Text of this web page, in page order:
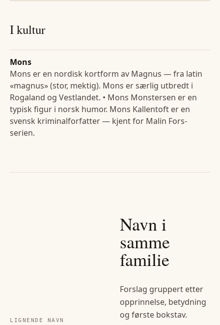
I kultur
Mons
Mons er en nordisk kortform av Magnus — fra latin
«magnus» (stor, mektig). Mons er særlig utbredt i
Rogaland og Vestlandet. • Mons Monstersen er en
typisk figur i norsk humor. Mons Kallentoft er en
svensk kriminalforfatter — kjent for Malin Fors-
serien.
LIGNENDE NAVN
Navn i
samme
familie
Forslag gruppert etter
opprinnelse, betydning
og første bokstav.